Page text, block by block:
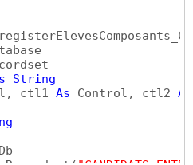
String
ctl1 As Control, ctl2 As